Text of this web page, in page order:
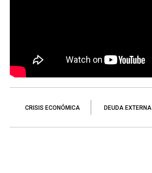
CRISIS ECONÓMICA DEUDA EXTERNA